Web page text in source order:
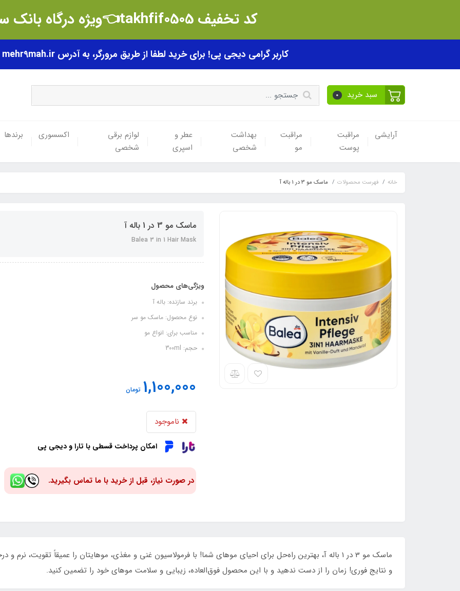
کد تخفیف takhfif0505👈ویژه درگاه بانک سامان
کاربر گرامی دیجی پی! برای خرید لطفا از طریق مرورگر، به آدرس mehr9mah.ir مراجعه فرمایید.
سبد خرید 0
آرایشی
مراقبت
پوست
مراقبت
مو
بهداشت
شخصی
عطر و
اسپری
لوازم برقی
شخصی
اکسسوری برندها
خانه فهرست محصولات ماسک مو 3 در 1 باله آ
ماسک مو 3 در 1 باله آ
Balea 3 in 1 Hair Mask
ویژگی‌های محصول
برند سازنده: باله آ
نوع محصول: ماسک مو سر
مناسب برای: انواع مو
حجم: 300ml
1,100,000 تومان
ناموجود
امکان پرداخت قسطی با تارا و دیجی پی
در صورت نیاز، قبل از خرید با ما تماس بگیرید.
ماسک مو 3 در 1 باله آ، بهترین راه‌حل برای احیای موهای شما! با فرمولاسیون غنی و مغذی، موهایتان را عمیقاً تقویت،
و نتایج فوری! زمان را از دست ندهید و با این محصول فوق‌العاده، زیبایی و سلامت موهای خود را تضمین کنید.